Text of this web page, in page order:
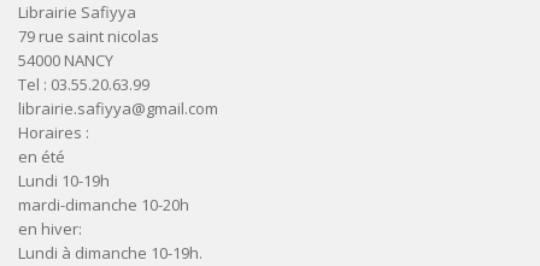
Librairie Safiyya
79 rue saint nicolas
54000 NANCY
Tel : 03.55.20.63.99
librairie.safiyya@gmail.com
Horaires :
en été
Lundi 10-19h
mardi-dimanche 10-20h
en hiver:
Lundi à dimanche 10-19h.